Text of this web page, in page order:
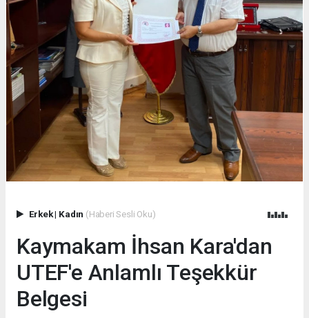
Erkek| Kadın (Haberi Sesli Oku)
Kaymakam İhsan Kara'dan
UTEF'e Anlamlı Teşekkür
Belgesi